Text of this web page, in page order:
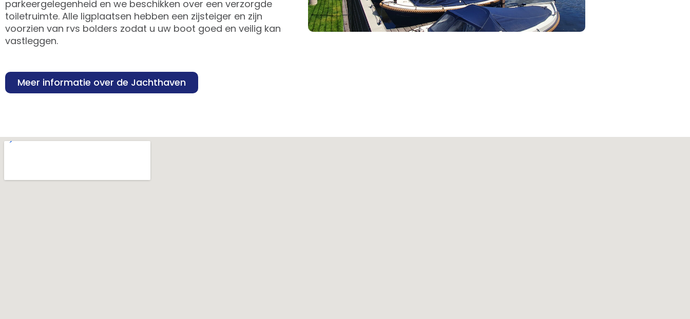
parkeergelegenheid en we beschikken over een verzorgde
toiletruimte. Alle ligplaatsen hebben een zijsteiger en zijn
voorzien van rvs bolders zodat u uw boot goed en veilig kan
vastleggen.
Meer informatie over de Jachthaven